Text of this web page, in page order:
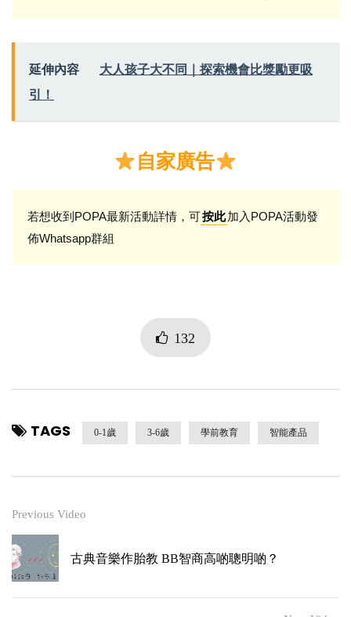
延伸內容
大人孩子大不同｜探索機會比獎勵更吸
引！
自家廣告
若想收到POPA最新活動詳情，可按此加入POPA活動發
佈Whatsapp群組
132
TAGS 0-1歲 3-6歲 學前教育 智能產品
Previous Video
古典音樂作胎教 BB智商高啲聰明啲？